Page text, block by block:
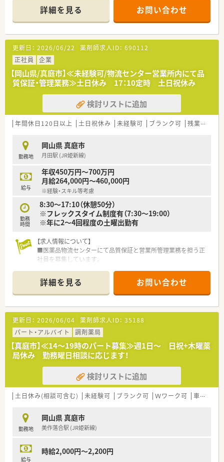
■残業は月全体でも5時間程度。1日あたり15分程度となりま
す。
＜業務内容＞
■処方箋による調剤業務、服薬指導、薬剤情報の提供など
＜研修制度＞
■現場の先輩薬剤師より指導を受けて頂きます。
■大学病院とも連携しており、外部とも交流する機会がありま
す。
＜こんな方にもオススメ＞
■病院経験のある方
■幅広い科目を扱う病院でスキルをアップさせたい方
詳細を見る お問い合わせ
更新日： 2026/06/22 薬剤師求人ID： 690112
正社員
企業
【岡山県/真庭市】≪未経験可/物流センター営業所内にて品
質保証・管理業務≫土日休み 17：10定時 土日祝休み
検討リストに追加
年間休日120日以上 土日祝休み 未経験可 ブランク可 残業なし(ほぼなし含む)
勤務地
岡山県 真庭市
月田駅 (JR姫新線)
給与
年収450万円～700万円
月給264,000円～460,000円
※経験・スキル等考慮
勤務
時間
8:30～17:10（休憩50分）
※フレックスタイム制度有（7:30～19:00）
※年に2～4回程度の土曜出勤有
【求人情報について】
■医薬品物流センターにて品質保証と営業所管理業務を担う正
社員を募集しています。
を十分に考慮します。
■年間休日は120日以上あり、基本は土日祝休みでプライベート
も充実できます。
【募集背景と求める人物像について】
■事業拡大と社内体制の強化を目的とした増員募集となり、新た
な仲間を求めています。
■必須要件として薬剤師免許をお持ちの方であれば、未経験から
でも応募が可能です。
■もちろん、管理薬剤師のご経験や基本的なPCスキルをお持ち
の方は優遇いたします。
【想定される業務内容】
■医薬品の品質管理基準（GMP）を遵守するための社内体制整備
■海外メーカーを含む取引先からの査察対応や、行政・顧客との
折衝も担当します。
■倉庫内の薬剤保管状況の巡回確認や、PCでの報告書作成など
【会社特徴】
詳細を見る お問い合わせ
更新日： 2026/06/04 薬剤師求人ID： 35188
パート・アルバイト
調剤薬局
【真庭市】≪14～19時のパート募集≫週1日～ 日祝+木曜薬
局休み 勤務曜日相談に応じます！
検討リストに追加
土日休み(相談可含む) 未経験可 ブランク可 Ｗワーク可 車通勤可
勤務地
岡山県 真庭市
美作落合駅 (JR姫新線)
給与
時給2,000円～2,200円